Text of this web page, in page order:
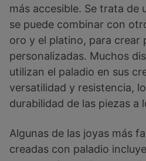
más accesible. Se trata de
se puede combinar con
oro y el platino, para crear
personalizadas. Muchos
utilizan el paladio en sus
versatilidad y resistencia,
durabilidad de las piezas a
Algunas de las joyas más
creadas con paladio